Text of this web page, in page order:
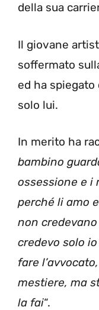
della sua
Il giovane
soffermato
ed ha spiegato
solo lui.
In merito ha
bambino
ossessione e i
perché li amo
non
credevo solo
fare
mestiere, ma
la fai“.